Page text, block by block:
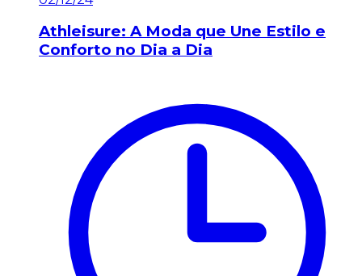
Athleisure: A Moda que Une Estilo e
Conforto no Dia a Dia